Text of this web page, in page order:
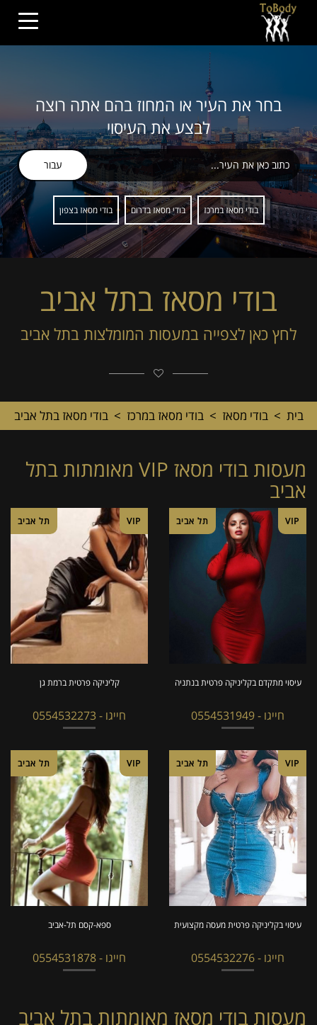
בחר את העיר או המחוז בהם אתה רוצה
לבצע את העיסוי
עבור
בודי מסאז במרכז בודי מסאז בדרום בודי מסאז בצפון
בודי מסאז בתל אביב
לחץ כאן לצפייה במעסות המומלצות בתל אביב
בית > בודי מסאז > בודי מסאז במרכז > בודי מסאז בתל אביב
מעסות בודי מסאז VIP מאומתות בתל
אביב
תל אביב VIP
קליניקה פרטית ברמת גן
חייגו - 0554532273
תל אביב VIP
עיסוי מתקדם בקליניקה פרטית בנתניה
חייגו - 0554531949
תל אביב VIP
ספא-קסם תל-אביב
חייגו - 0554531878
תל אביב VIP
עיסוי בקליניקה פרטית מעסה מקצועית
חייגו - 0554532276
מעסות בודי מסאז מאומתות בתל אביב